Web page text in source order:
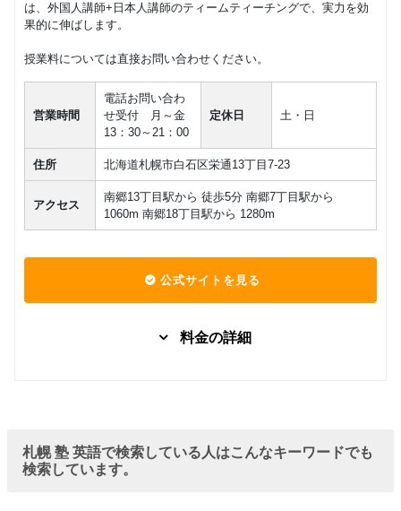
は、外国人講師+日本人講師のティームティーチングで、実力を効
果的に伸ばします。
授業料については直接お問い合わせください。
営業時間
電話お問い合わ
せ受付 月～金
13：30～21：00
定休日 土・日
住所 北海道札幌市白石区栄通13丁目7-23
アクセス
南郷13丁目駅から 徒歩5分 南郷7丁目駅から
1060m 南郷18丁目駅から 1280m
公式サイトを見る
料金の詳細
札幌 塾 英語で検索している人はこんなキーワードでも
検索しています。